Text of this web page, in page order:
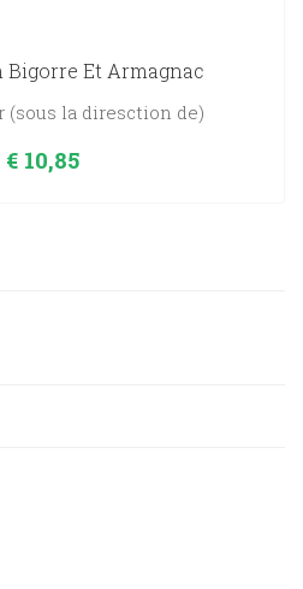
Bigorre Et Armagnac
(sous la diresction de)
€ 10,85